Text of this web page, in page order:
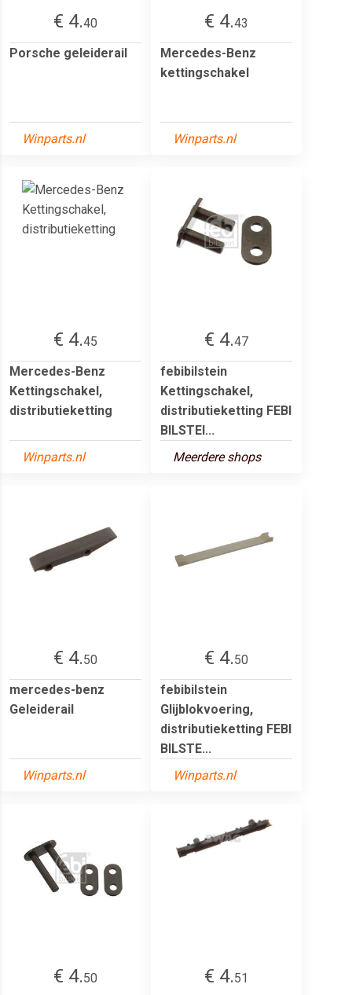
€ 4.40
Porsche geleiderail
Winparts.nl
€ 4.43
Mercedes-Benz
kettingschakel
Winparts.nl
€ 4.45
Mercedes-Benz
Kettingschakel,
distributieketting
Winparts.nl
€ 4.47
febibilstein
Kettingschakel,
distributieketting FEBI
BILSTEI...
Meerdere shops
€ 4.50
mercedes-benz
Geleiderail
Winparts.nl
€ 4.50
febibilstein
Glijblokvoering,
distributieketting FEBI
BILSTE...
Winparts.nl
€ 4.50
€ 4.51